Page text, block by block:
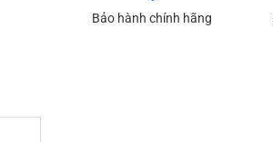
Bảo hành chính hãng